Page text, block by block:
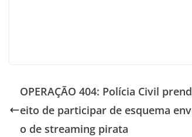
OPERAÇÃO 404: Polícia Civil
eito de participar de esquema
o de streaming pirata